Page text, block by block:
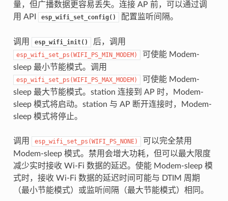
量，但广播数据更容易丢失。连接 AP 前，可以通过调
用 API
esp_wifi_set_config() 配置监听间隔。
调用 esp_wifi_init() 后，调用
esp_wifi_set_ps(WIFI_PS_MIN_MODEM)
可使能 Modem-
sleep 最小节能模式。调用
esp_wifi_set_ps(WIFI_PS_MAX_MODEM)
可使能 Modem-
sleep 最大节能模式。station 连接到 AP 时，Modem-
sleep 模式将启动。station 与 AP 断开连接时，Modem-
sleep 模式将停止。
调用 esp_wifi_set_ps(WIFI_PS_NONE)
可以完全禁用
Modem-sleep 模式。禁用会增大功耗，但可以最大限度
减少实时接收 Wi-Fi 数据的延迟。使能 Modem-sleep 模
式时，接收 Wi-Fi 数据的延迟时间可能与 DTIM 周期
（最小节能模式）或监听间隔（最大节能模式）相同。